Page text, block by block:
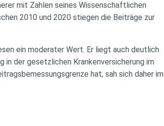
mit Zahlen seines Wissenschaftlichen
2010 und 2020 stiegen die Beiträge zur
ein moderater Wert. Er liegt auch deutlich
der gesetzlichen Krankenversicherung im
hat, sah sich daher im